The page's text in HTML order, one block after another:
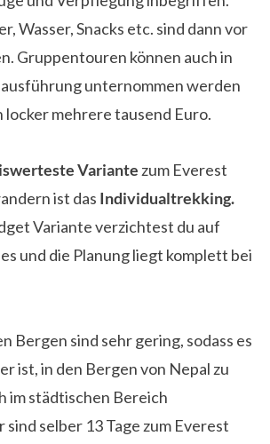
Wasser, Snacks etc. sind dann vor
Gruppentouren können auch in
unternommen werden
locker mehrere tausend Euro.
Variante zum Everest
ist das Individualtrekking.
Variante verzichtest du auf
und die Planung liegt komplett bei
Bergen sind sehr gering, sodass es
ist, in den Bergen von Nepal zu
im städtischen Bereich
selber 13 Tage zum Everest